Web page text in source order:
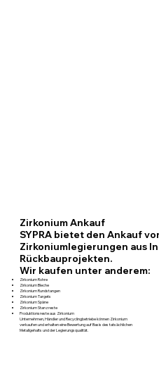
Zirkonium Ankauf
SYPRA bietet den Ankauf
Zirkoniumlegierungen aus
Rückbauprojekten.
Wir kaufen unter anderem:
Zirkonium Rohre
Zirkonium Bleche
Zirkonium Rundstangen
Zirkonium Targets
Zirkonium Späne
Zirkonium Stanzreste
Produktionsreste aus Zirkonium
Unternehmen, Händler und Recyclingbetriebe können Zirkonium
verkaufen und erhalten eine Bewertung auf Basis des tatsächlichen
Metallgehalts und der Legierungsqualität.